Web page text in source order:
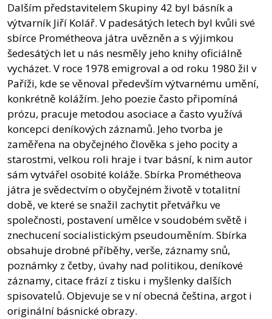
Dalším představitelem Skupiny 42 byl básník a
výtvarník Jiří Kolář. V padesátých letech byl kvůli své
sbírce Prométheova játra uvězněn a s výjimkou
šedesátých let u nás nesměly jeho knihy oficiálně
vycházet. V roce 1978 emigroval a od roku 1980 žil v
Paříži, kde se věnoval především výtvarnému umění,
konkrétně kolážím. Jeho poezie často připomíná
prózu, pracuje metodou asociace a často využívá
koncepci deníkových záznamů. Jeho tvorba je
zaměřena na obyčejného člověka s jeho pocity a
starostmi, velkou roli hraje i tvar básní, k nim autor
sám vytvářel osobité koláže. Sbírka Prométheova
játra je svědectvím o obyčejném životě v totalitní
době, ve které se snažil zachytit přetvářku ve
společnosti, postavení umělce v soudobém světě i
znechucení socialistickým pseudouměním. Sbírka
obsahuje drobné příběhy, verše, záznamy snů,
poznámky z četby, úvahy nad politikou, deníkové
záznamy, citace frází z tisku i myšlenky dalších
spisovatelů. Objevuje se v ní obecná čeština, argot i
originální básnické obrazy.